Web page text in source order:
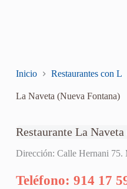
Inicio Restaurantes con L
La Naveta (Nueva Fontana)
Restaurante La
Dirección: Calle Hernani 75.
Teléfono: 914 17